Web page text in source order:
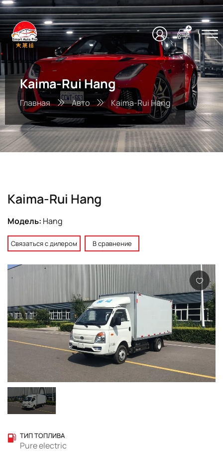
Kaima-Rui Hang
Главная Авто Kaima-Rui Hang
Kaima-Rui Hang
Модель: Hang
Связаться с дилером В сравнение
ТИП ТОПЛИВА
Pure electric